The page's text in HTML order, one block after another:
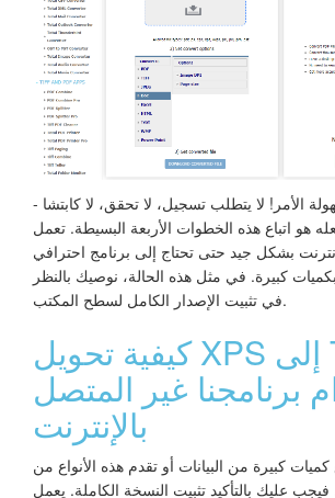
الأمر! لا يتطلب تسجيل، لا تحقق، لا كابتشا -
هو اتباع هذه الخطوات الأربعة البسيطة. تعمل
بشكل جيد حتى تحتاج إلى برنامج احترافي
بكميات كبيرة. في مثل هذه الحالة، نوصيك بالنظر
في تثبيت الإصدار الكامل لسطح المكتب.
كيفية تحويل XPS إلى TXT
برنامجنا غير المتصل
بالإنترنت
كبيرة من البيانات أو تقدم هذه الأنواع من
عليك بالتأكيد تثبيت النسخة الكاملة. يعمل